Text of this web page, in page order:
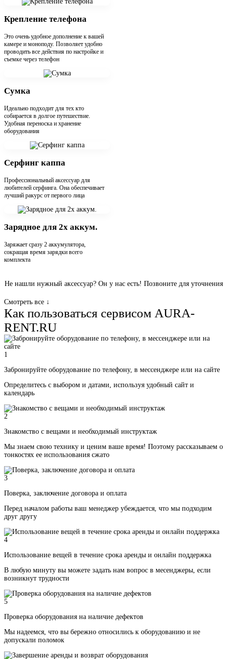
Крепление телефона
Это очень удобное дополнение к вашей
камере и моноподу. Позволяет удобно
проводить все действия по настройке и
съемке через телефон
Сумка
Идеально подходит для тех кто
собирается в долгое путешествие.
Удобная переноска и хранение
оборудования
Серфинг каппа
Профессиональный аксессуар для
любителей серфинга. Она обеспечивает
лучший ракурс от первого лица
Зарядное для 2х аккум.
Заряжает сразу 2 аккумулятора,
сокращая время зарядки всего
комплекта
Не нашли нужный аксессуар? Он у нас есть! Позвоните для уточнения
Смотреть все ↓
Как пользоваться сервисом AURA-
RENT.RU
1
Забронируйте оборудование по телефону, в мессенджере или на сайте
Определитесь с выбором и датами, используя удобный сайт и
календарь
2
Знакомство с вещами и необходимый инструктаж
Мы знаем свою технику и ценим ваше время! Поэтому рассказываем о
тонкостях ее использования сжато
3
Поверка, заключение договора и оплата
Перед началом работы ваш менеджер убеждается, что мы подходим
друг другу
4
Использование вещей в течение срока аренды и онлайн поддержка
В любую минуту вы можете задать нам вопрос в месенджеры, если
возникнут трудности
5
Проверка оборудования на наличие дефектов
Мы надеемся, что вы бережно относились к оборудованию и не
допускали поломок